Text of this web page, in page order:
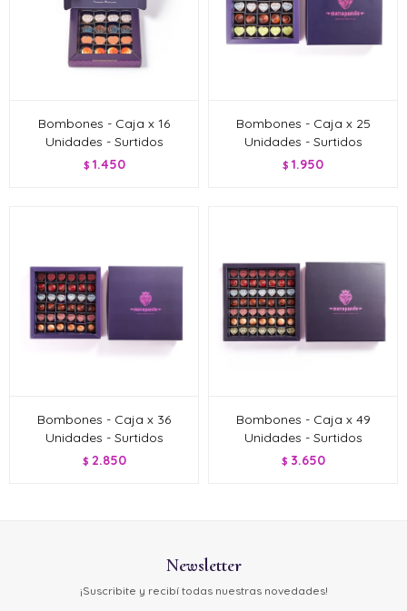
Bombones - Caja x 16
Unidades - Surtidos
$ 1.450
Bombones - Caja x 25
Unidades - Surtidos
$ 1.950
Bombones - Caja x 36
Unidades - Surtidos
$ 2.850
Bombones - Caja x 49
Unidades - Surtidos
$ 3.650
Newsletter
¡Suscribite y recibí todas nuestras novedades!